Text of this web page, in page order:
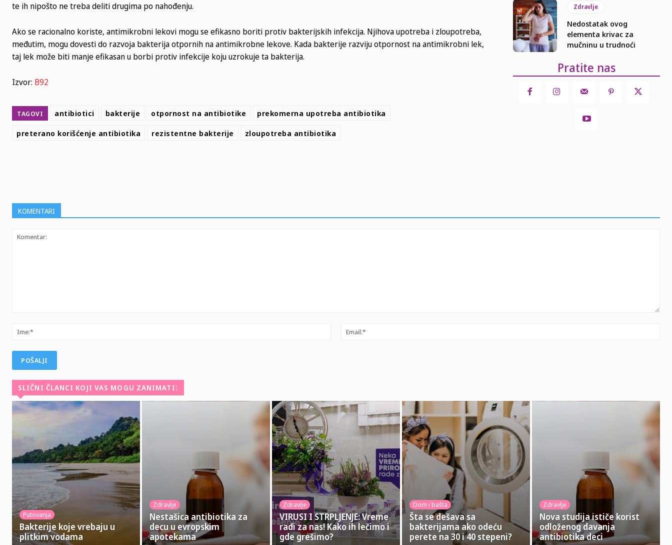
te ih nipošto ne treba deliti drugima po nahođenju.
Ako se racionalno koriste, antimikrobni lekovi mogu se efikasno boriti protiv bakterijskih infekcija. Njihova upotreba i zloupotreba,
međutim, mogu dovesti do razvoja bakterija otpornih na antimikrobne lekove. Kada bakterije razviju otpornost na antimikrobni lek,
taj lek može biti manje efikasan u borbi protiv infekcije koju uzrokuje ta bakterija.
Izvor: B92
TAGOVI antibiotici bakterije otpornost na antibiotike
prekomerna upotreba antibiotika
preterano korišćenje antibiotika
rezistentne bakterije zloupotreba antibiotika
Zdravlje
Nedostatak ovog
elementa krivac za
mučninu u trudnoći
Pratite nas
KOMENTARI
Ime:*
SLIČNI ČLANCI KOJI VAS MOGU ZANIMATI:
Putovanja
Bakterije koje vrebaju u
plitkim vodama
Zdravlje
Nestašica antibiotika za
decu u evropskim
apotekama
Zdravlje
VIRUSI I STRPLJENJE: Vreme
radi za nas! Kako ih lečimo i
gde grešimo?
Dom i bašta
Šta se dešava sa
bakterijama ako odeću
perete na 30 i 40 stepeni?
Zdravlje
Nova studija ističe korist
odloženog davanja
antibiotika deci